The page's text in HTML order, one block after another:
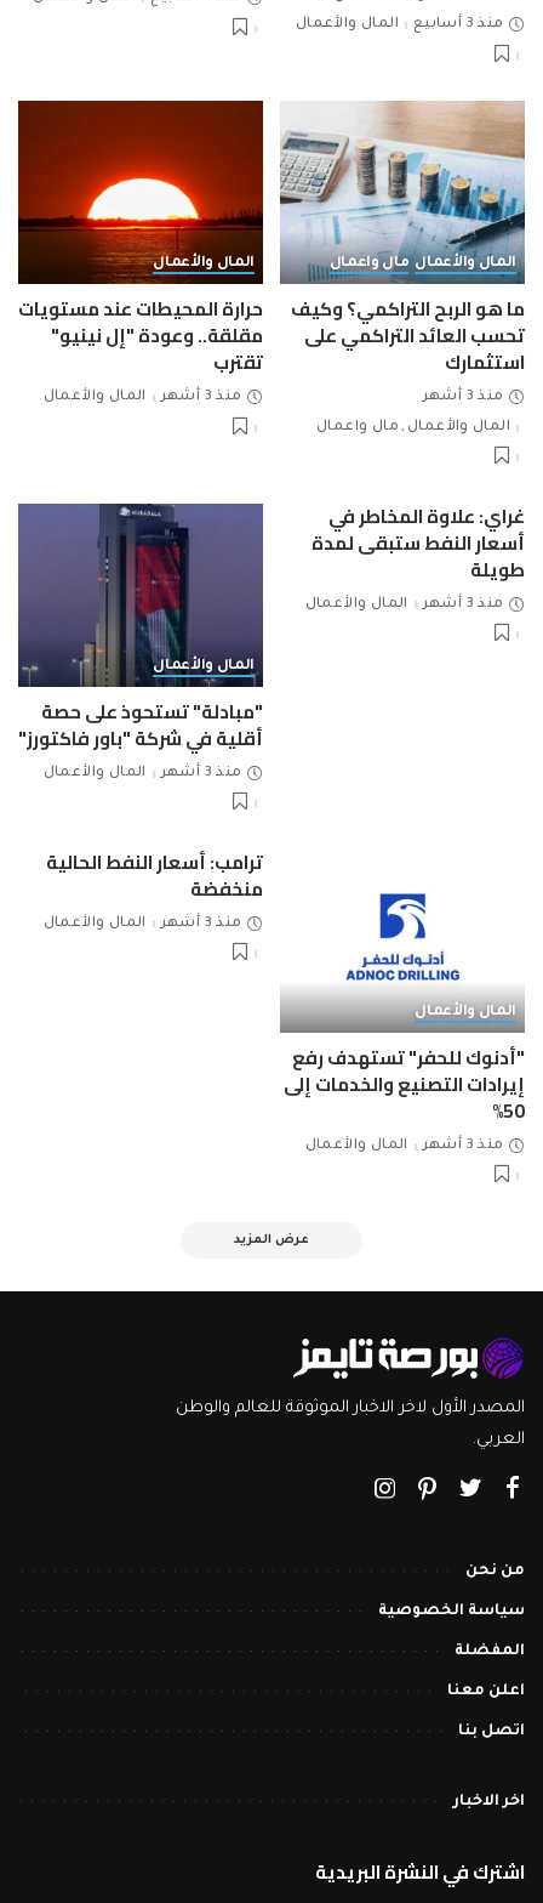
منذ 3 أسابيع المال والأعمال
المال والأعمال مال واعمال
ما هو الربح التراكمي؟ وكيف
تحسب العائد التراكمي على
استثمارك
منذ 3 أشهر
المال والأعمال
مال واعمال
المال والأعمال
حرارة المحيطات عند مستويات
مقلقة.. وعودة "إل نينيو"
تقترب
منذ 3 أشهر المال والأعمال
غراي: علاوة المخاطر في
أسعار النفط ستبقى لمدة
طويلة
منذ 3 أشهر المال والأعمال
المال والأعمال
"مبادلة" تستحوذ على حصة
أقلية في شركة "باور فاكتورز"
منذ 3 أشهر المال والأعمال
المال والأعمال
"أدنوك للحفر" تستهدف رفع
إيرادات التصنيع والخدمات إلى
50%
منذ 3 أشهر المال والأعمال
ترامب: أسعار النفط الحالية
منخفضة
منذ 3 أشهر المال والأعمال
عرض المزيد
المصدر الأول لاخر الاخبار الموثوقة للعالم والوطن
العربي.
من نحن
سياسة الخصوصية
المفضلة
اعلن معنا
اتصل بنا
اخر الاخبار
اشترك في النشرة البريدية